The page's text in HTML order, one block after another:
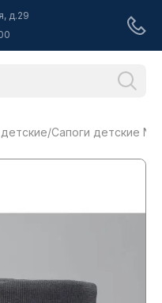
д.29
/Сапоги детские